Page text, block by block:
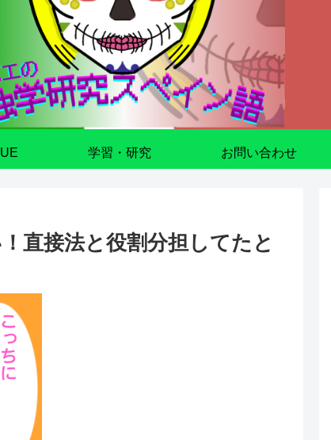
学習・研究 お問い合わせ
直接法と役割分担してたと